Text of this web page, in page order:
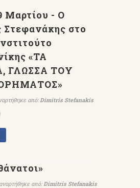
Μαρτίου - Ο
Στεφανάκης στο
«ΤΑ
ΓΛΩΣΣΑ ΤΟΥ
από:Dimitris Stefanakis
αναρτήθηκε από:Dimitris Stefanakis